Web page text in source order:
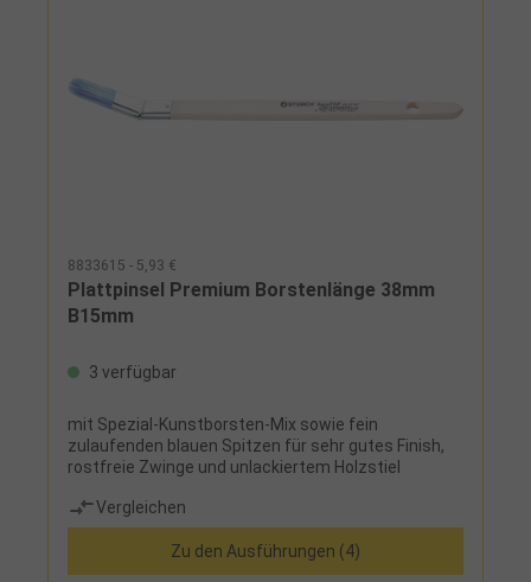
8833615 - 5,93 €
Plattpinsel Premium Borstenlänge 38mm
B15mm
3 verfügbar
mit Spezial-Kunstborsten-Mix sowie fein
zulaufenden blauen Spitzen für sehr gutes Finish,
rostfreie Zwinge und unlackiertem Holzstiel
Vergleichen
Zu den Ausführungen (4)